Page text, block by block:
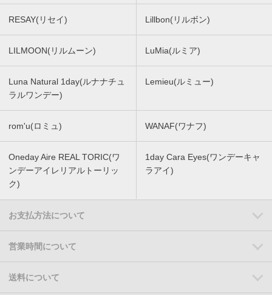
RESAY(リセイ) Lillbon(リルボン)
LILMOON(リルムーン) LuMia(ルミア)
Luna Natural 1day(ルナナチュ
ラルワンデー)
Lemieu(ルミュー)
rom'u(ロミュ) WANAF(ワナフ)
Oneday Aire REAL TORIC(ワ
ンデーアイレリアルトーリッ
ク)
1day Cara Eyes(ワンデーキャ
ラアイ)
お支払方法について
営業時間について
送料について